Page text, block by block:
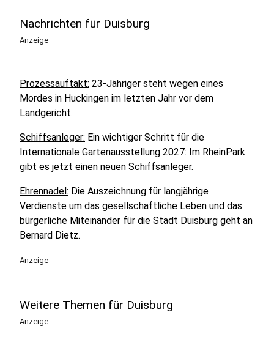
Nachrichten für Duisburg
Anzeige
Prozessauftakt: 23-Jähriger steht wegen eines
Mordes in Huckingen im letzten Jahr vor dem
Landgericht.
Schiffsanleger: Ein wichtiger Schritt für die
Internationale Gartenausstellung 2027: Im RheinPark
gibt es jetzt einen neuen Schiffsanleger.
Ehrennadel: Die Auszeichnung für langjährige
Verdienste um das gesellschaftliche Leben und das
bürgerliche Miteinander für die Stadt Duisburg geht an
Bernard Dietz.
Anzeige
Weitere Themen für Duisburg
Anzeige